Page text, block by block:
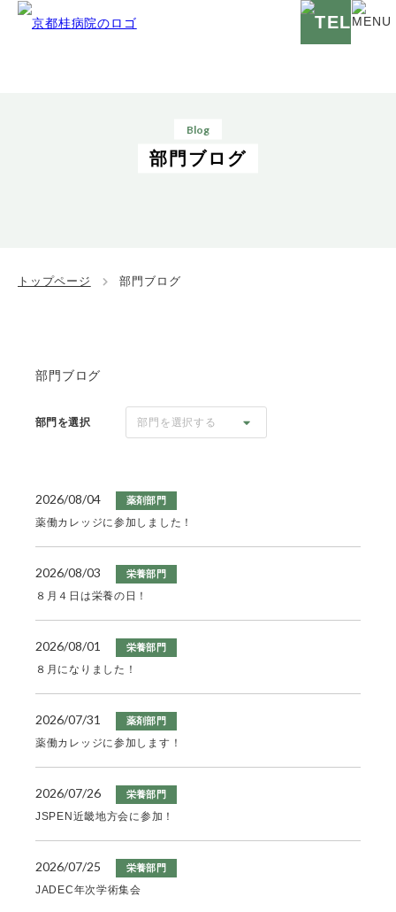
Blog
部門ブログ
トップページ 部門ブログ
部門ブログ
部門を選択 部門を選択する
2026/08/04 薬剤部門
薬働カレッジに参加しました！
2026/08/03 栄養部門
８月４日は栄養の日！
2026/08/01 栄養部門
８月になりました！
2026/07/31 薬剤部門
薬働カレッジに参加します！
2026/07/26 栄養部門
JSPEN近畿地方会に参加！
2026/07/25 栄養部門
JADEC年次学術集会